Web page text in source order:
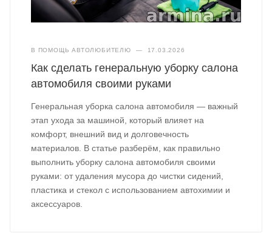
В ПОМОЩЬ АВТОЛЮБИТЕЛЮ — 17.03.2026
Как сделать генеральную уборку салона
автомобиля своими руками
Генеральная уборка салона автомобиля — важный
этап ухода за машиной, который влияет на
комфорт, внешний вид и долговечность
материалов. В статье разберём, как правильно
выполнить уборку салона автомобиля своими
руками: от удаления мусора до чистки сидений,
пластика и стекол с использованием автохимии и
аксессуаров.